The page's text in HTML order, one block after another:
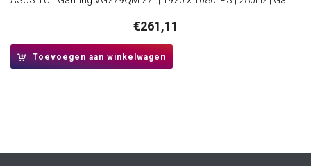
€261,11
Toevoegen aan winkelwagen